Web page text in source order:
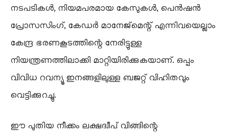
നടപടികൾ, നിയമപരമായ കേസുകൾ, പെൻഷൻ
പ്രോസസിംഗ്, കേഡർ മാനേജ്‌മെന്റ് എന്നിവയെല്ലാം
കേന്ദ്ര ഭരണകൂടത്തിന്റെ നേരിട്ടുള്ള
നിയന്ത്രണത്തിലാക്കി മാറ്റിയിരിക്കുകയാണ്. ഒപ്പം
വിവിധ റവന്യൂ ഇനങ്ങളിലുള്ള ബജറ്റ് വിഹിതവും
വെട്ടിക്കുറച്ചു.
ഈ പുതിയ നീക്കം ലക്ഷദ്വീപ് വിങ്ങിന്റെ